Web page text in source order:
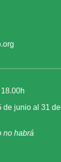
de junio al 31 de
no habrá